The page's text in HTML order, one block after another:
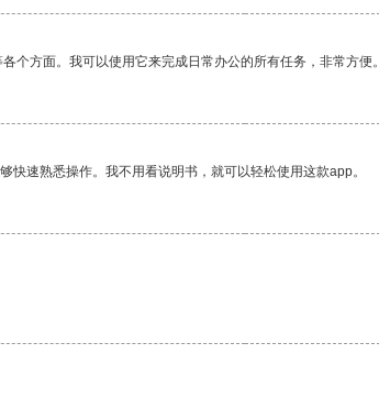
个方面。我可以使用它来完成日常办公的所有任务，非常方便。
速熟悉操作。我不用看说明书，就可以轻松使用这款app。